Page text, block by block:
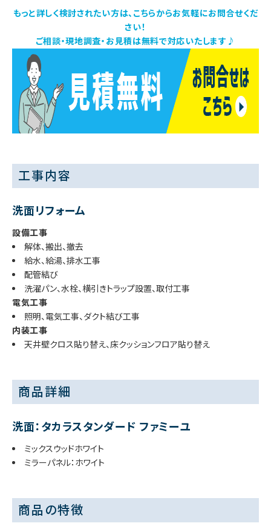
もっと詳しく検討されたい方は、こちらからお気軽にお問合せくだ
さい！
ご相談・現地調査・お見積は無料で対応いたします♪
工事内容
洗面リフォーム
設備工事
解体、搬出、撤去
給水、給湯、排水工事
配管結び
洗濯パン、水栓、横引きトラップ設置、取付工事
電気工事
照明、電気工事、ダクト結び工事
内装工事
天井壁クロス貼り替え、床クッションフロア貼り替え
商品詳細
洗面：タカラスタンダード ファミーユ
ミックスウッドホワイト
ミラーパネル：ホワイト
商品の特徴